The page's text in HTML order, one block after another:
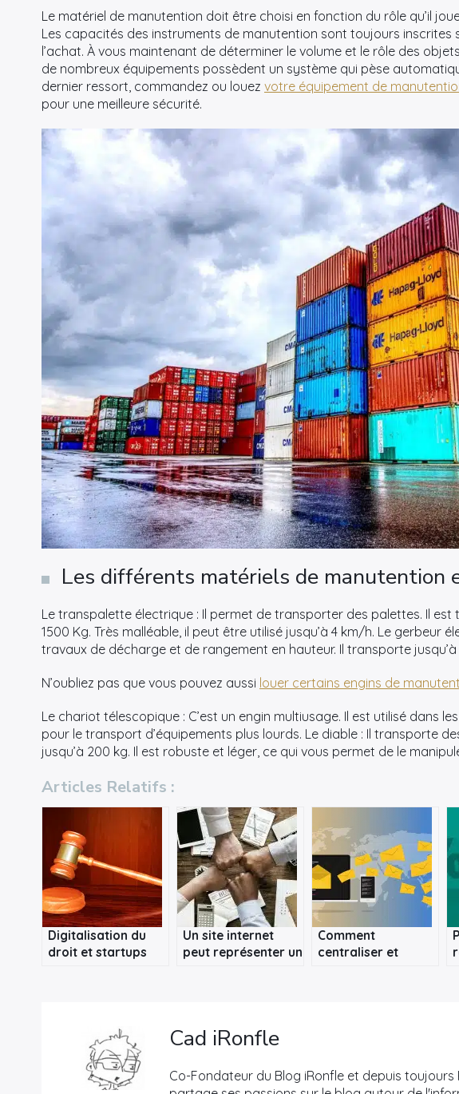
Le matériel de manutention doit être choisi en fonction du rôle qu’il
Les capacités des instruments de manutention sont toujours
l’achat. À vous maintenant de déterminer le volume et le rôle des
de nombreux équipements possèdent un système qui pèse
dernier ressort, commandez ou louez votre équipement de
pour une meilleure sécurité.
Les différents matériels de manutention
Le transpalette électrique : Il permet de transporter des palettes. Il est
1500 Kg. Très malléable, il peut être utilisé jusqu’à 4 km/h. Le gerbeur
travaux de décharge et de rangement en hauteur. Il transporte
N’oubliez pas que vous pouvez aussi louer certains engins de
Le chariot télescopique : C’est un engin multiusage. Il est utilisé dans
pour le transport d’équipements plus lourds. Le diable : Il transporte
jusqu’à 200 kg. Il est robuste et léger, ce qui vous permet de le
Articles Relatifs :
Digitalisation du
droit et startups
Un site internet
peut représenter un
Comment
centraliser et
Cad iRonfle
Co-Fondateur du Blog iRonfle et depuis toujours